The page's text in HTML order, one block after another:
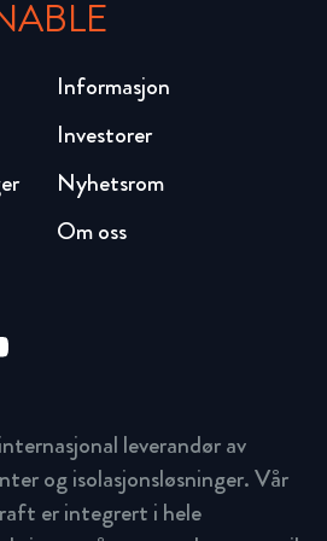
Investorer
Nyhetsrom
Om oss
Informasjon
leverandør av
og isolasjonsløsninger. Vår
er integrert i hele